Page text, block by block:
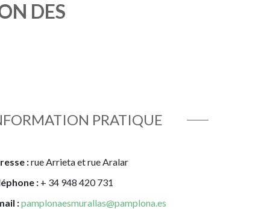
DES
PRATIQUE
:rue Arrieta et rue Aralar
: + 34 948 420 731
:pamplonaesmurallas@pamplona.es